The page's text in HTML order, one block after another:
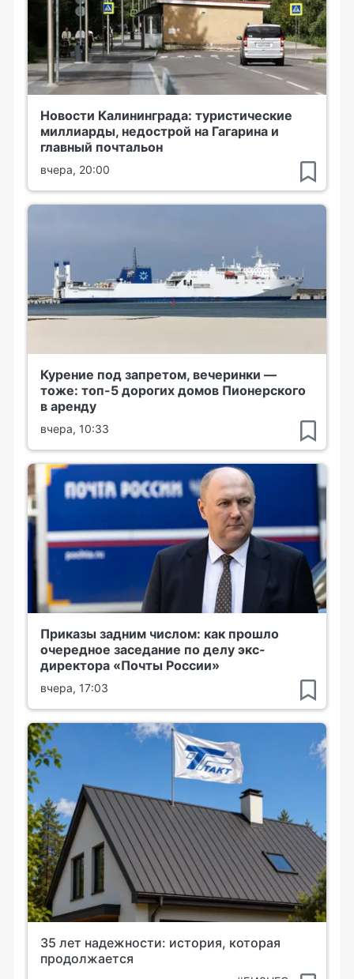
Новости Калининграда: туристические
миллиарды, недострой на Гагарина и
главный почтальон
вчера, 20:00
Курение под запретом, вечеринки —
тоже: топ-5 дорогих домов Пионерского
в аренду
вчера, 10:33
Приказы задним числом: как прошло
очередное заседание по делу экс-
директора «Почты России»
вчера, 17:03
35 лет надежности: история, которая
продолжается